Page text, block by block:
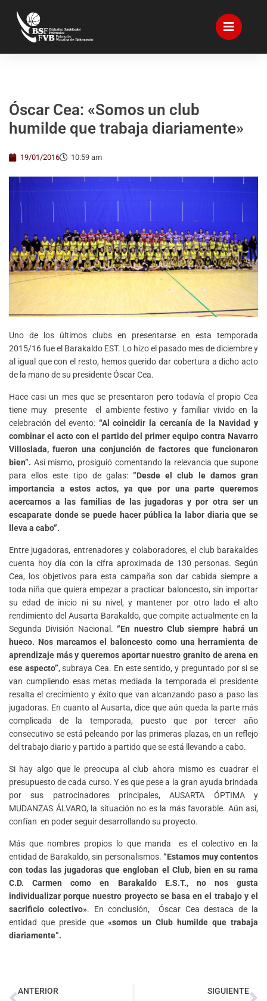
Óscar Cea: «Somos un club
humilde que trabaja diariamente»
19/01/2016 10:59 am
Uno de los últimos clubs en presentarse en esta temporada
2015/16 fue el Barakaldo EST. Lo hizo el pasado mes de diciembre y
al igual que con el resto, hemos querido dar cobertura a dicho acto
de la mano de su presidente Óscar Cea.
Hace casi un mes que se presentaron pero todavía el propio Cea
tiene muy presente el ambiente festivo y familiar vivido en la
celebración del evento: “Al coincidir la cercanía de la Navidad y
combinar el acto con el partido del primer equipo contra Navarro
Villoslada, fueron una conjunción de factores que funcionaron
bien”. Así mismo, prosiguió comentando la relevancia que supone
para ellos este tipo de galas:“Desde el club le damos gran
importancia a estos actos, ya que por una parte queremos
acercarnos a las familias de las jugadoras y por otra ser un
escaparate donde se puede hacer pública la labor diaria que se
lleva a cabo”.
Entre jugadoras, entrenadores y colaboradores, el club barakaldes
cuenta hoy día con la cifra aproximada de 130 personas. Según
Cea, los objetivos para esta campaña son dar cabida siempre a
toda niña que quiera empezar a practicar baloncesto, sin importar
su edad de inicio ni su nivel, y mantener por otro lado el alto
rendimiento del Ausarta Barakaldo, que compite actualmente en la
Segunda División Nacional.“En nuestro Club siempre habrá un
hueco. Nos marcamos el baloncesto como una herramienta de
aprendizaje más y queremos aportar nuestro granito de arena en
ese aspecto”, subraya Cea. En este sentido, y preguntado por si se
van cumpliendo esas metas mediada la temporada el presidente
resalta el crecimiento y éxito que van alcanzando paso a paso las
jugadoras. En cuanto al Ausarta, dice que aún queda la parte más
complicada de la temporada, puesto que por tercer año
consecutivo se está peleando por las primeras plazas, en un reflejo
del trabajo diario y partido a partido que se está llevando a cabo.
Si hay algo que le preocupa al club ahora mismo es cuadrar el
presupuesto de cada curso. Y es que pese a la gran ayuda brindada
por sus patrocinadores principales, AUSARTA ÓPTIMA y
MUDANZAS ÁLVARO, la situación no es la más favorable. Aún así,
confían en poder seguir desarrollando su proyecto.
Más que nombres propios lo que manda es el colectivo en la
entidad de Barakaldo, sin personalismos.“Estamos muy contentos
con todas las jugadoras que engloban el Club, bien en su rama
C.D. Carmen como en Barakaldo E.S.T., no nos gusta
individualizar porque nuestro proyecto se basa en el trabajo y el
sacrificio colectivo». En conclusión, Óscar Cea destaca de la
entidad que preside que«somos un Club humilde que trabaja
diariamente”.
ANTERIOR SIGUIENTE